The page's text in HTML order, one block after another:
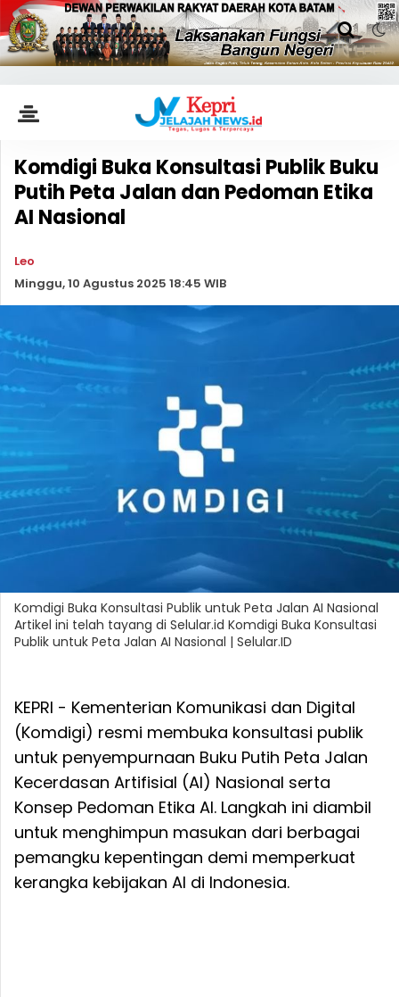
Komdigi Buka Konsultasi Publik Buku
Putih Peta Jalan dan Pedoman Etika
AI Nasional
Leo
Minggu, 10 Agustus 2025 18:45 WIB
Komdigi Buka Konsultasi Publik untuk Peta Jalan AI Nasional
Artikel ini telah tayang di Selular.id Komdigi Buka Konsultasi
Publik untuk Peta Jalan AI Nasional | Selular.ID
KEPRI - Kementerian Komunikasi dan Digital
(Komdigi) resmi membuka konsultasi publik
untuk penyempurnaan Buku Putih Peta Jalan
Kecerdasan Artifisial (AI) Nasional serta
Konsep Pedoman Etika AI. Langkah ini diambil
untuk menghimpun masukan dari berbagai
pemangku kepentingan demi memperkuat
kerangka kebijakan AI di Indonesia.